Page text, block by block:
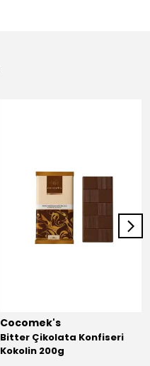
Cocomek's
Bitter Çikolata Konfiseri
Kokolin 200g